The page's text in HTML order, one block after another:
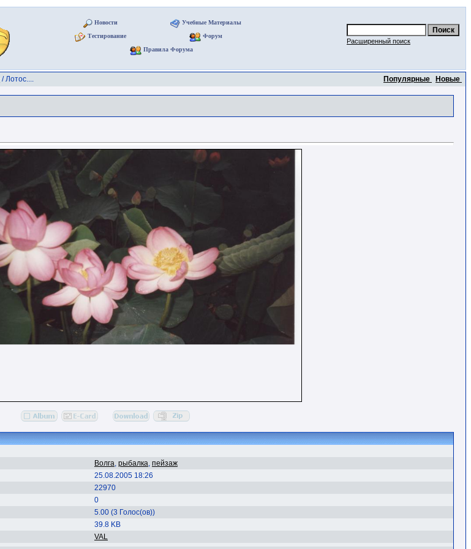
Новости
Учебные Материалы
Тестирование
Форум
Правила Форума
Расширенный поиск
/ Лотос.... Популярные
Новые
Волга, рыбалка, пейзаж
25.08.2005 18:26
22970
0
5.00 (3 Голос(ов))
39.8 KB
VAL